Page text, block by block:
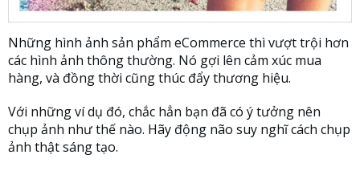
Những hình ảnh sản phẩm eCommerce thì vượt trội hơn
các hình ảnh thông thường. Nó gợi lên cảm xúc mua
hàng, và đồng thời cũng thúc đẩy thương hiệu.
Với những ví dụ đó, chắc hẳn bạn đã có ý tưởng nên
chụp ảnh như thế nào. Hãy động não suy nghĩ cách chụp
ảnh thật sáng tạo.